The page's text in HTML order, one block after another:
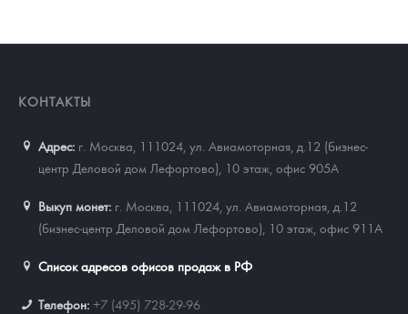
КОНТАКТЫ
Адрес: г. Москва, 111024 ул. Авиамоторная, д.12 (бизнес-
центр Деловой дом Лефортово), 10 этаж, офис 905А
Выкуп монет: г. Москва, 111024, ул. Авиамоторная, д.12
(бизнес-центр Деловой дом Лефортово), 10 этаж, офис 911А
Список адресов офисов продаж в РФ
Телефон: +7 (495) 728-29-96